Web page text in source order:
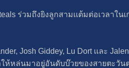
ร่วมถึงยิงลูกสามเเต้มต่อเวลา
Josh Giddey, Lu Dort เเละ
ห้หล่นมาอยู่อันดับบ๊วยของสายตะวัน